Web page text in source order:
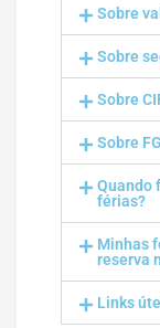
Sobre
Sobre
Sobre
Sobre
Quando
férias?
Minhas
reserva
Links